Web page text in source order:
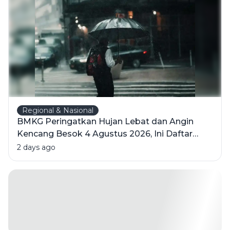
Regional & Nasional
BMKG Peringatkan Hujan Lebat dan Angin
Kencang Besok 4 Agustus 2026, Ini Daftar
Wilayahnya
2 days ago